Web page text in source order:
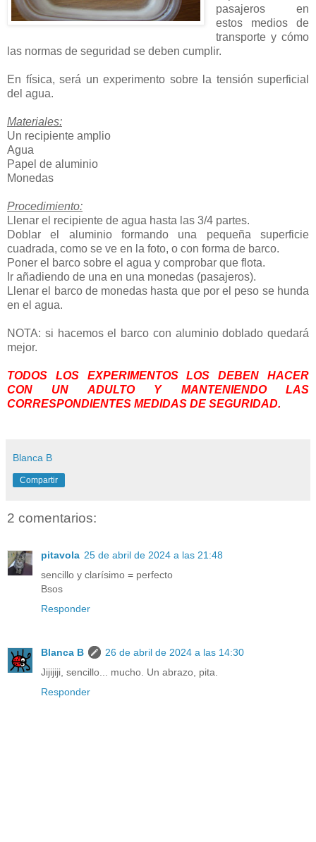
pasajeros en
estos medios de
transporte y cómo
las normas de seguridad se deben cumplir.
En física, será un experimento sobre la tensión superficial
del agua.
Materiales:
Un recipiente amplio
Agua
Papel de aluminio
Monedas
Procedimiento:
Llenar el recipiente de agua hasta las 3/4 partes.
Doblar el aluminio formando una pequeña superficie
cuadrada, como se ve en la foto, o con forma de barco.
Poner el barco sobre el agua y comprobar que flota.
Ir añadiendo de una en una monedas (pasajeros).
Llenar el barco de monedas hasta que por el peso se hunda
en el agua.
NOTA: si hacemos el barco con aluminio doblado quedará
mejor.
TODOS LOS EXPERIMENTOS LOS DEBEN HACER
CON UN ADULTO Y MANTENIENDO LAS
CORRESPONDIENTES MEDIDAS DE SEGURIDAD.
Blanca B
Compartir
2 comentarios:
pitavola 25 de abril de 2024 a las 21:48
sencillo y clarísimo = perfecto
Bsos
Responder
Blanca B
26 de abril de 2024 a las 14:30
Jijijiji, sencillo... mucho. Un abrazo, pita.
Responder